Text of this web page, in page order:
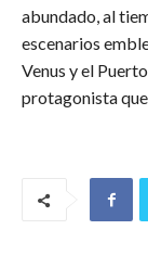
abundado, al
escenarios
Venus y el
protagonista